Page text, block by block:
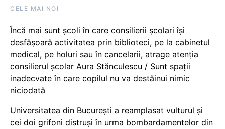
CELE MAI NOI
Încă mai sunt școli în care consilierii școlari își
desfășoară activitatea prin biblioteci, pe la cabinetul
medical, pe holuri sau în cancelarii, atrage atenția
consilierul școlar Aura Stănculescu / Sunt spații
inadecvate în care copilul nu va destăinui nimic
niciodată
Universitatea din București a reamplasat vulturul și
cei doi grifoni distruși în urma bombardamentelor din